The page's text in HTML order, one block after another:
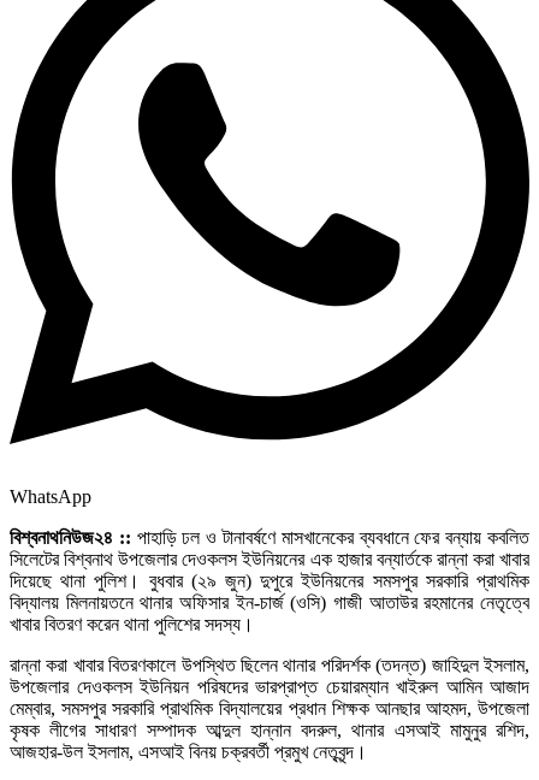
WhatsApp
বিশ্বনাথনিউজ২৪ :: পাহাড়ি ঢল ও টানাবর্ষণে মাসখানেকের ব্যবধানে ফের বন্যায় কবলিত
সিলেটের বিশ্বনাথ উপজেলার দেওকলস ইউনিয়নের এক হাজার বন্যার্তকে রান্না করা খাবার
দিয়েছে থানা পুলিশ। বুধবার (২৯ জুন) দুপুরে ইউনিয়নের সমসপুর সরকারি প্রাথমিক
বিদ্যালয় মিলনায়তনে থানার অফিসার ইন-চার্জ (ওসি) গাজী আতাউর রহমানের নেতৃত্বে
খাবার বিতরণ করেন থানা পুলিশের সদস্য।
রান্না করা খাবার বিতরণকালে উপস্থিত ছিলেন থানার পরিদর্শক (তদন্ত) জাহিদুল ইসলাম,
উপজেলার দেওকলস ইউনিয়ন পরিষদের ভারপ্রাপ্ত চেয়ারম্যান খাইরুল আমিন আজাদ
মেম্বার, সমসপুর সরকারি প্রাথমিক বিদ্যালয়ের প্রধান শিক্ষক আনছার আহমদ, উপজেলা
কৃষক লীগের সাধারণ সম্পাদক আব্দুল হান্নান বদরুল, থানার এসআই মামুনুর রশিদ,
আজহার-উল ইসলাম, এসআই বিনয় চক্রবর্তী প্রমুখ নেতৃবৃন্দ।